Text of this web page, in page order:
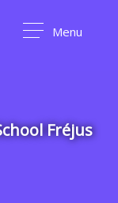
Menu
Fréjus